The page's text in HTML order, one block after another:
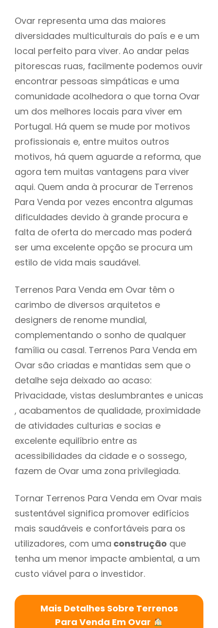
Ovar representa uma das maiores
diversidades multiculturais do país e e um
local perfeito para viver. Ao andar pelas
pitorescas ruas, facilmente podemos ouvir
encontrar pessoas simpáticas e uma
comunidade acolhedora o que torna Ovar
um dos melhores locais para viver em
Portugal. Há quem se mude por motivos
profissionais e, entre muitos outros
motivos, há quem aguarde a reforma, que
agora tem muitas vantagens para viver
aqui. Quem anda à procurar de Terrenos
Para Venda por vezes encontra algumas
dificuldades devido à grande procura e
falta de oferta do mercado mas poderá
ser uma excelente opção se procura um
estilo de vida mais saudável.
Terrenos Para Venda em Ovar têm o
carimbo de diversos arquitetos e
designers de renome mundial,
complementando o sonho de qualquer
família ou casal. Terrenos Para Venda em
Ovar são criadas e mantidas sem que o
detalhe seja deixado ao acaso:
Privacidade, vistas deslumbrantes e unicas
, acabamentos de qualidade, proximidade
de atividades culturias e socias e
excelente equilíbrio entre as
acessibilidades da cidade e o sossego,
fazem de Ovar uma zona privilegiada.
Tornar Terrenos Para Venda em Ovar mais
sustentável significa promover edifícios
mais saudáveis e confortáveis para os
utilizadores, com uma construção que
tenha um menor impacte ambiental, a um
custo viável para o investidor.
Mais Detalhes Sobre Terrenos
Para Venda Em Ovar